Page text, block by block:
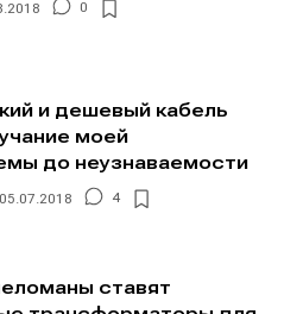
0
и дешевый кабель
моей
до неузнаваемости
05.07.2018 4
ставят